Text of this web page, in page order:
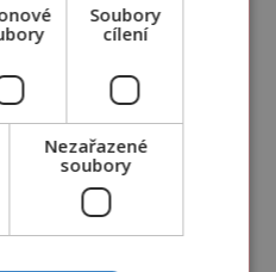
Soubory
cílení
Nezařazené
soubory